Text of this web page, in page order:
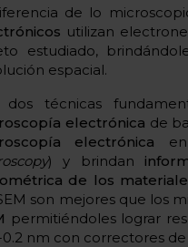
de lo
utilizan
estudiado,
espacial.
dos técnicas
electrónica de
electrónica en
) y brindan
de los
son mejores que los
permitiéndoles lograr
0.2 nm con correctores